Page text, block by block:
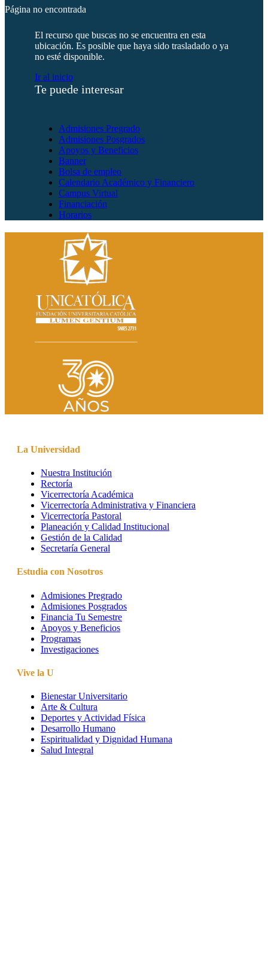
Página no encontrada
El recurso que buscas no se encuentra en esta
ubicación. Es posible que haya sido trasladado o ya
no esté disponible.
Ir al inicio
Te puede interesar
Admisiones Pregrado
Admisiones Posgrados
Apoyos y Beneficios
Banner
Bolsa de empleo
Calendario Académico y Financiero
Campus Virtual
Financiación
Horarios
La Universidad
Nuestra Institución
Rectoría
Vicerrectoría Académica
Vicerrectoría Administrativa y Financiera
Vicerrectoría Pastoral
Planeación y Calidad Institucional
Gestión de la Calidad
Secretaría General
Estudia con Nosotros
Admisiones Pregrado
Admisiones Posgrados
Financia Tu Semestre
Apoyos y Beneficios
Programas
Investigaciones
Vive la U
Bienestar Universitario
Arte & Cultura
Deportes y Actividad Física
Desarrollo Humano
Espiritualidad y Dignidad Humana
Salud Integral